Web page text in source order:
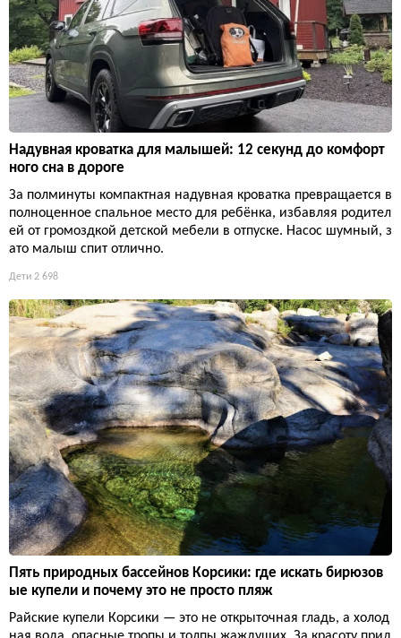
Надувная кроватка для малышей: 12 секунд до комфорт
ного сна в дороге
За полминуты компактная надувная кроватка превращается в
полноценное спальное место для ребёнка, избавляя родител
ей от громоздкой детской мебели в отпуске. Насос шумный, з
ато малыш спит отлично.
Дети 2 698
Пять природных бассейнов Корсики: где искать бирюзов
ые купели и почему это не просто пляж
Райские купели Корсики — это не открыточная гладь, а холод